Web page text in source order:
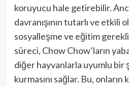
koruyucu hale getirebilir.
davranışının tutarlı ve etkili
sosyalleşme ve eğitim
süreci, Chow Chow’ların
diğer hayvanlarla uyumlu bir
kurmasını sağlar. Bu,